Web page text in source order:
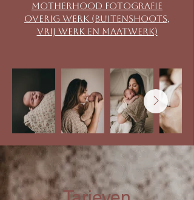
MOTHERHOOD FOTOGRAFIE
Overig werk (BUITENSHOOTS,
VRIJ WERK EN MAATWERK)